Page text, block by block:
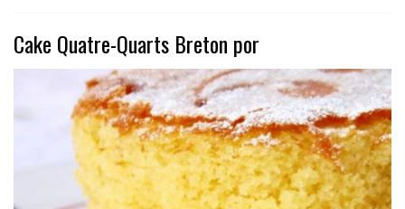
Cake Quatre-Quarts Breton por